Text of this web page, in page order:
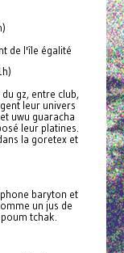
de l'île égalité
gz, entre club,
leur univers
uwu guaracha
leur platines.
la goretex et
baryton et
un jus de
tchak.